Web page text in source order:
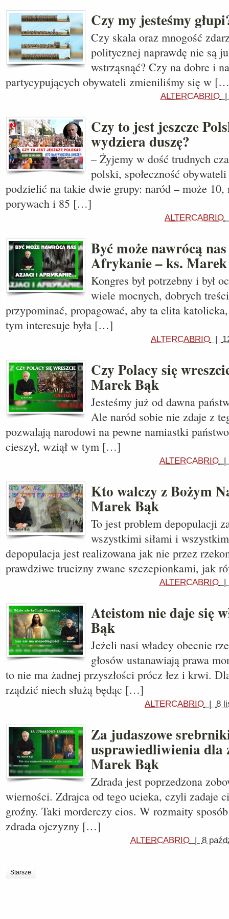
Czy my jesteśmy
Czy skala oraz mnogość
politycznej naprawdę nie są
wstrząsnąć? Czy na dobre i
partycypujących obywateli zmieniliśmy się w
ALTERCABRIO
Czy to jest jeszcze
wydziera duszę?
– Żyjemy w dość trudnych
polski, społeczność
podzielić na takie dwie grupy: naród – może 10,
porywach i 85 […]
ALTERCABRIO
Być może nawrócą
Afrykanie – ks.
Kongres był potrzebny i był
wiele mocnych, dobrych
przypominać, propagować, aby ta elita
tym interesuje była […]
ALTERCABRIO |
Czy Polacy się
Marek Bąk
Jesteśmy już od dawna
Ale naród sobie nie zdaje z
pozwalają narodowi na pewne namiastki
cieszył, wziął w tym […]
ALTERCABRIO
Kto walczy z Bożym
Marek Bąk
To jest problem depopulacji
wszystkimi siłami i
depopulacja jest realizowana jak nie przez
prawdziwe trucizny zwane szczepionkami, jak
ALTERCABRIO
Ateistom nie daje się
Bąk
Jeżeli nasi władcy obecnie
głosów ustanawiają prawa
to nie ma żadnej przyszłości prócz łez i krwi.
rządzić niech służą będąc […]
ALTERCABRIO | 8
Za judaszowe
usprawiedliwienia dla
Marek Bąk
Zdrada jest poprzedzona
wierności. Zdrajca od tego ucieka, czyli zadaje
groźny. Taki morderczy cios. W rozmaity
zdrada ojczyzny […]
ALTERCABRIO | 8
Starsze